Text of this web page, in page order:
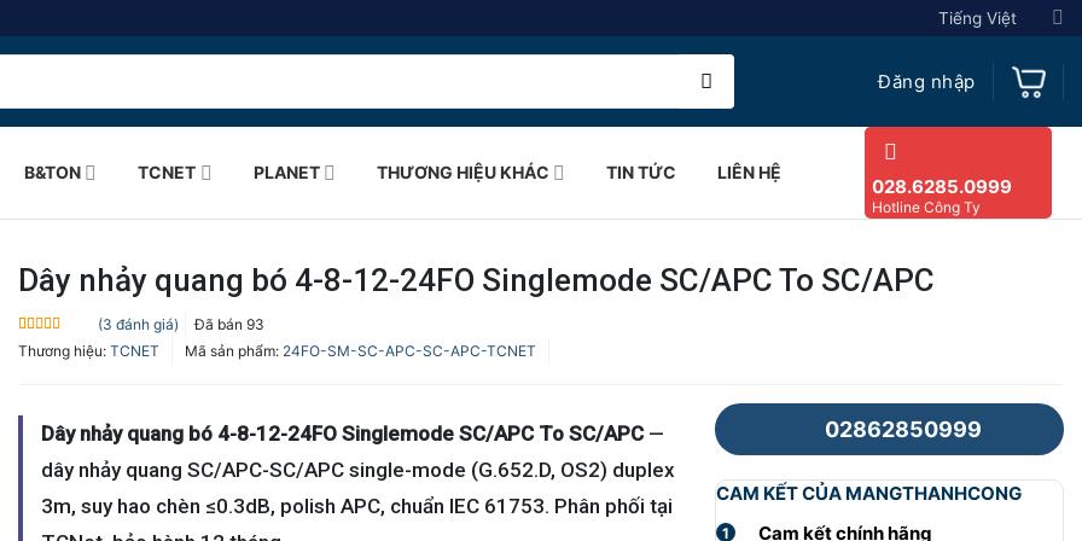
Tiếng Việt
Đăng nhập
B&TON TCNET PLANET THƯƠNG HIỆU KHÁC TIN TỨC LIÊN HỆ
028.6285.0999
Hotline Công Ty
Dây nhảy quang bó 4-8-12-24FO Singlemode SC/APC To SC/APC
5.0trên 5
dựa trên
3
(3 đánh giá) Đã bán 93
Thương hiệu: TCNET Mã sản phẩm: 24FO-SM-SC-APC-SC-APC-TCNET
Dây nhảy quang bó 4-8-12-24FO Singlemode SC/APC To SC/APC—
dây nhảy quang SC/APC-SC/APC single-mode (G.652.D, OS2) duplex
3m, suy hao chèn ≤0.3dB, polish APC, chuẩn IEC 61753. Phân phối tại
02862850999
CAM KẾT CỦA MANGTHANHCONG
1 Cam kết chính hãng